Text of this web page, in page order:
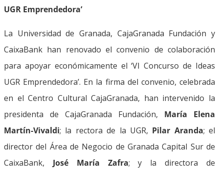
UGR Emprendedora’
La Universidad de Granada, CajaGranada Fundación y
CaixaBank han renovado el convenio de colaboración
para apoyar económicamente el ‘VI Concurso de Ideas
UGR Emprendedora’. En la firma del convenio, celebrada
en el Centro Cultural CajaGranada, han intervenido la
presidenta de CajaGranada Fundación, María Elena
Martín-Vivaldi; la rectora de la UGR, Pilar Aranda; el
director del Área de Negocio de Granada Capital Sur de
CaixaBank, José María Zafra; y la directora de